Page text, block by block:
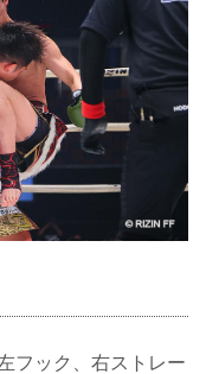
フック、右ストレー